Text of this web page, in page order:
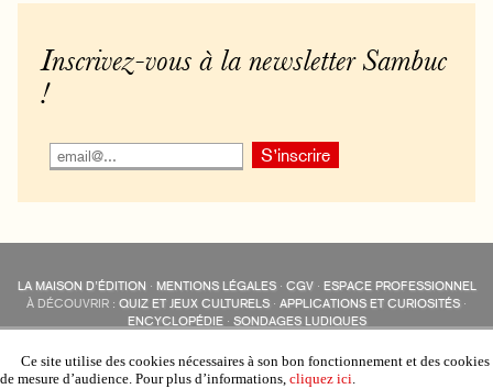
Inscrivez-vous à la newsletter Sambuc
!
LA MAISON D’ÉDITION · MENTIONS LÉGALES· CGV· ESPACE PROFESSIONNEL
À DÉCOUVRIR : QUIZ ET JEUX CULTURELS · APPLICATIONS ET CURIOSITÉS ·
ENCYCLOPÉDIE· SONDAGES LUDIQUES
COLLECTIONS :SAMBUC·ÉDISOLUM·REVUE LITTÉRAIREL’EAU-FORTE
AUTRES SITES :COLL. « LES ÉDISOLUM »
Ce site utilise des cookies nécessaires à son bon fonctionnement et des cookies
de mesure d’audience. Pour plus d’informations, cliquez ici.